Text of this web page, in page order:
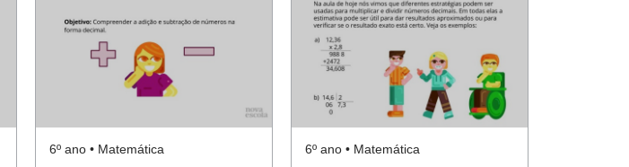
6º ano • Matemática 6º ano • Matemática